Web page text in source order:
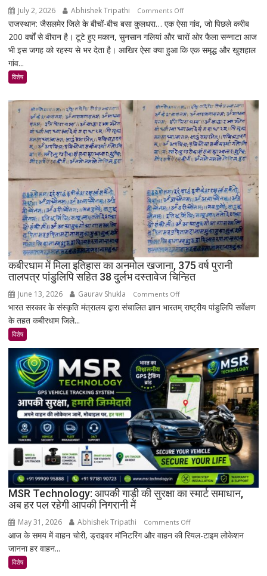
July 2, 2026 Abhishek Tripathi Comments Offon
कुलधरा:
एक
रात
गाँव!
200
साल
बाद
भी
क्यों
बसा
राजस्थान
का
सबसे
रहस्यमयी
गांव?
राजस्थान: जैसलमेर जिले के बीचों-बीच बसा कुलधरा… एक ऐसा गांव, जो पिछले करीब
200 वर्षों से वीरान है। टूटे हुए मकान, सुनसान गलियां और चारों ओर फैला सन्नाटा आज
भी इस जगह को रहस्य से भर देता है। आखिर ऐसा क्या हुआ कि एक समृद्ध और खुशहाल
गांव...
विशेष
कबीरधाम में मिला इतिहास का अनमोल खजाना, 375 वर्ष पुरानी
तालपत्र पांडुलिपि सहित 38 दुर्लभ दस्तावेज चिन्हित
June 13, 2026 Gaurav Shukla Comments Offon
कबीरधाम
का
अनमोल
खजाना,
375
वर्ष
पुरानी
तालपत्र
पांडुलिपि
सहित
38
दुर्लभ
भारत सरकार के संस्कृति मंत्रालय द्वारा संचालित ज्ञान भारतम् राष्ट्रीय पांडुलिपि सर्वेक्षण
के तहत कबीरधाम जिले...
विशेष
MSR Technology: आपकी गाड़ी की सुरक्षा का स्मार्ट समाधान,
अब हर पल रहेगी आपकी निगरानी में
May 31, 2026 Abhishek Tripathi Comments Offon
MSR
आज के समय में वाहन चोरी, ड्राइवर मॉनिटरिंग और वाहन की रियल-टाइम लोकेशन
जानना हर वाहन...
विशेष